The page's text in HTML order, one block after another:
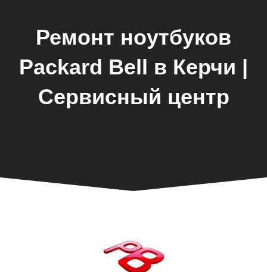
Ремонт ноутбуков
Packard Bell в Керчи |
Сервисный центр